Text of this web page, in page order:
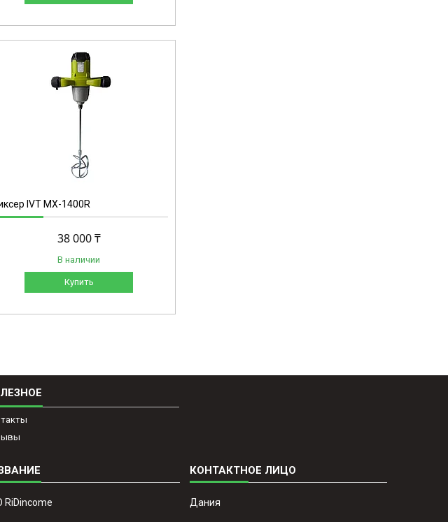
IVT MX-1400R
38 000 ₸
В наличии
Купить
RiDincome Дания